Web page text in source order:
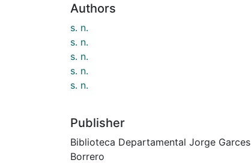
Authors
s. n.
s. n.
s. n.
s. n.
s. n.
Publisher
Biblioteca Departamental Jorge Garces
Borrero